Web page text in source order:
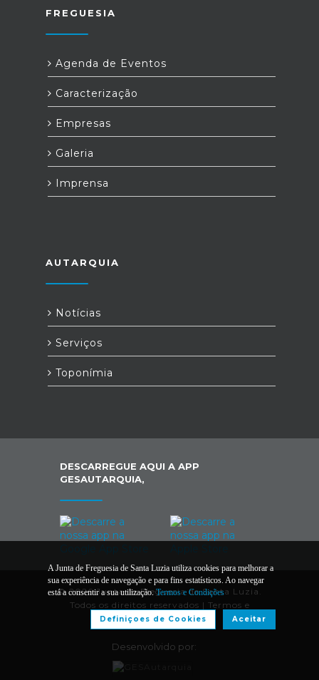
FREGUESIA
Agenda de Eventos
Caracterização
Empresas
Galeria
Imprensa
AUTARQUIA
Notícias
Serviços
Toponímia
DESCARREGUE AQUI A APP
GESAUTARQUIA,
© 2026 Junta de Freguesia de Santa Luzia.
Todos os direitos reservados | Termos e
Condições
Desenvolvido por:
A Junta de Freguesia de Santa Luzia utiliza cookies para melhorar a
sua experiência de navegação e para fins estatísticos. Ao navegar
está a consentir a sua utilização.Termos e Condições
Aceitar
Definiçoes de Cookies